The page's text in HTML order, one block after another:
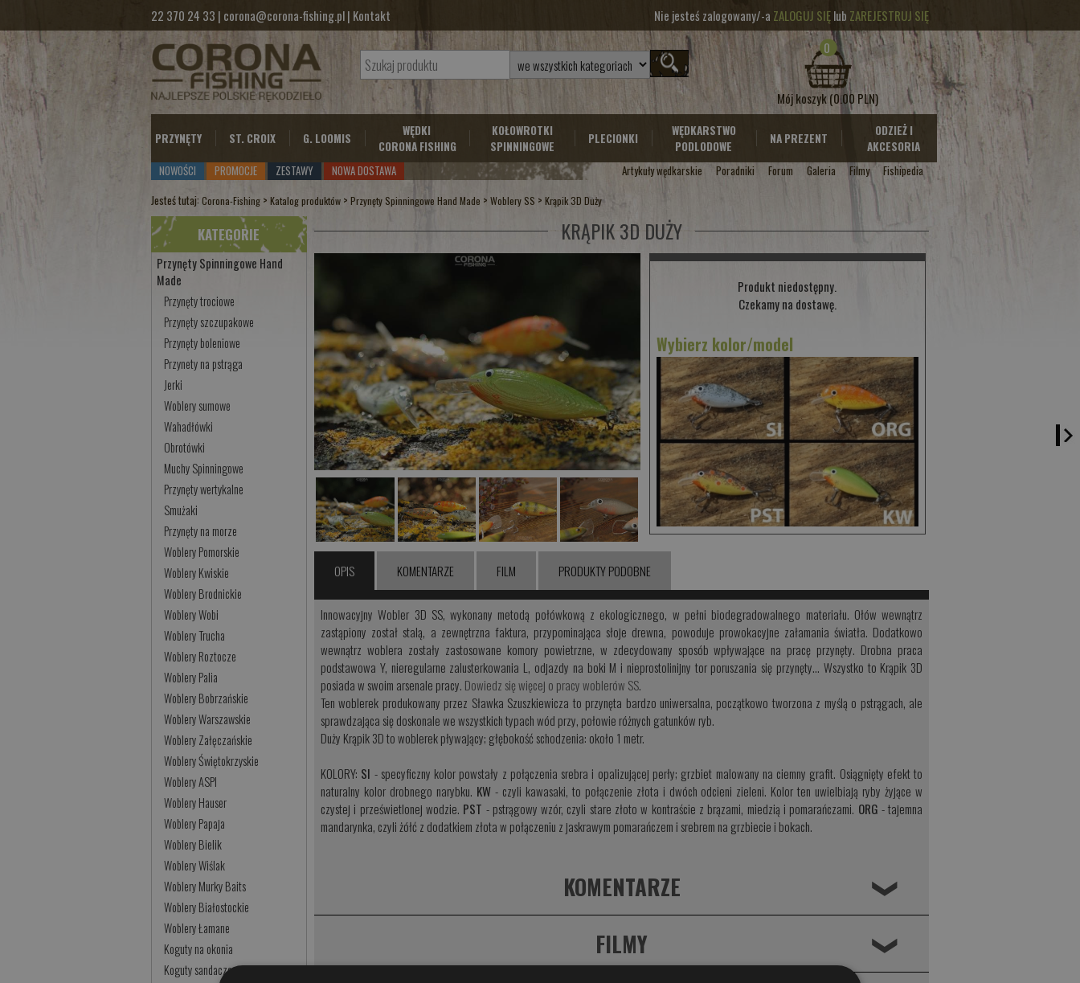
22 370 24 33 | corona@corona-fishing.pl| Kontakt Nie jesteś zalogowany/-a ZALOGUJ SIĘlub ZAREJESTRUJ SIĘ
0
Mój koszyk(0.00 PLN)
PRZYNĘTY ST. CROIX G. LOOMIS
WĘDKI
CORONA FISHING
KOŁOWROTKI
SPINNINGOWE
PLECIONKI
WĘDKARSTWO
PODLODOWE
NA PREZENT
ODZIEŻ I
AKCESORIA
NOWOŚCI
PROMOCJE ZESTAWY NOWA DOSTAWA Artykuły wędkarskie Poradniki Forum Galeria Filmy
Fishipedia
Jesteś tutaj: Corona-Fishing >Katalog produktów >Przynęty Spinningowe Hand Made >Woblery SS >Krąpik 3D Duży
KATEGORIE
Przynęty Spinningowe Hand
Made
Przynęty trociowe
Przynęty szczupakowe
Przynęty boleniowe
Przynety na pstrąga
Jerki
Woblery sumowe
Wahadłówki
Obrotówki
Muchy Spinningowe
Przynęty wertykalne
Smużaki
Przynęty na morze
Woblery Pomorskie
Woblery Kwiskie
Woblery Brodnickie
Woblery Wobi
Woblery Trucha
Woblery Roztocze
Woblery Palia
Woblery Bobrzańskie
Woblery Warszawskie
Woblery Załęczańskie
Woblery Świętokrzyskie
Woblery ASPI
Woblery Hauser
Woblery Papaja
Woblery Bielik
Woblery Wiślak
Woblery Murky Baits
Woblery Białostockie
Woblery Łamane
Koguty na okonia
Koguty sandaczowe
KRĄPIK 3D DUŻY
Produkt niedostępny.
Czekamy na dostawę.
Wybierz kolor/model
OPIS KOMENTARZE FILM PRODUKTY PODOBNE
Innowacyjny Wobler 3D SS, wykonany metodą połówkową z ekologicznego, w pełni biodegradowalnego materiału. Ołów wewnątrz
zastąpiony został stalą, a zewnętrzna faktura, przypominająca słoje drewna, powoduje prowokacyjne załamania światła. Dodatkowo
wewnątrz woblera zostały zastosowane komory powietrzne, w zdecydowany sposób wpływające na pracę przynęty. Drobna praca
podstawowa Y, nieregularne zalusterkowania L, odjazdy na boki M i nieprostolinijny tor poruszania się przynęty... Wszystko to Krąpik 3D
posiada w swoim arsenale pracy. Dowiedz się więcej o pracy woblerów SS.
Ten woblerek produkowany przez Sławka Szuszkiewicza to przynęta bardzo uniwersalna, początkowo tworzona z myślą o pstrągach, ale
sprawdzająca się doskonale we wszystkich typach wód przy, połowie różnych gatunków ryb.
Duży Krąpik 3D to woblerek pływający; głębokość schodzenia: około 1 metr.
KOLORY: SI - specyficzny kolor powstały z połączenia srebra i opalizującej perły; grzbiet malowany na ciemny grafit. Osiągnięty efekt to
naturalny kolor drobnego narybku. KW- czyli kawasaki, to połączenie złota i dwóch odcieni zieleni. Kolor ten uwielbiają ryby żyjące w
czystej i prześwietlonej wodzie. PST - pstrągowy wzór, czyli stare złoto w kontraście z brązami, miedzią i pomarańczami. ORG - tajemna
mandarynka, czyli żółć z dodatkiem złota w połączeniu z jaskrawym pomarańczem i srebrem na grzbiecie i bokach.
KOMENTARZE ❮
FILMY ❮